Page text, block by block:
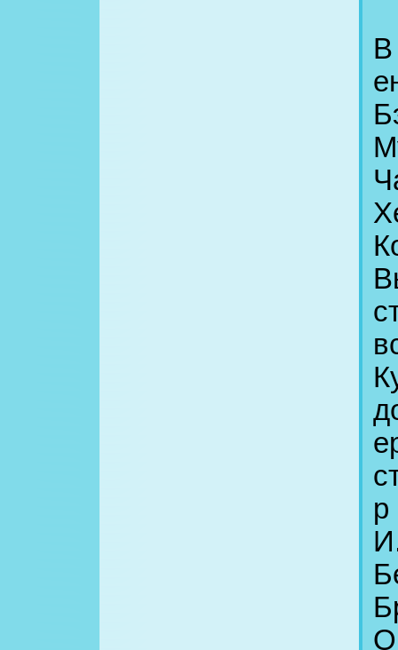
В
р